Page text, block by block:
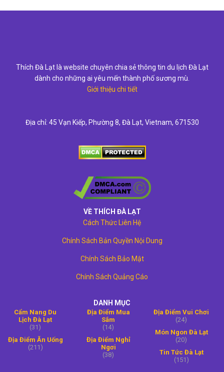
Thích Đà Lạt là website chuyên chia sẻ thông tin du lịch Đà Lạt
dành cho những ai yêu mến thành phố sương mù.
Giới thiệu chi tiết
Địa chỉ: 45 Vạn Kiếp, Phường 8, Đà Lạt, Vietnam, 671530
VỀ THÍCH ĐÀ LẠT
Cách Thức Liên Hệ
Chính Sách Bản Quyền Nội Dung
Chính Sách Bảo Mật
Chính Sách Quảng Cáo
DANH MỤC
Cẩm Nang Du
Lịch Đà Lạt
(31)
Địa Điểm Ăn Uống
(211)
Địa Điểm Mua
Sắm
(14)
Địa Điểm Nghỉ
Ngơi
(38)
Địa Điểm Vui Chơi
(24)
Món Ngon Đà Lạt
(20)
Tin Tức Đà Lạt
(151)